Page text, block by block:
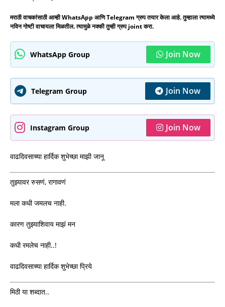
मराठी वाचकांसाठी आम्ही WhatsApp आणि Telegram ग्रुप तयार केला आहे. तुम्हाला त्यामध्ये
नविन गोष्टी वाचायला मिळतील. त्यामुळे नक्की तुम्ही ग्रुप joint करा.
WhatsApp Group Join Now
Telegram Group Join Now
Instagram Group Join Now
वाढदिवसाच्या हार्दिक शुभेच्छा माझी जानू
तुझ्यावर रुसणं, रागावणं
मला कधी जमलच नाही.
कारण तुझ्याशिवाय माझं मन
कधी रमलेच नाही..!
वाढदिवसाच्या हार्दिक शुभेच्छा प्रिये
मिठी या शब्दात..